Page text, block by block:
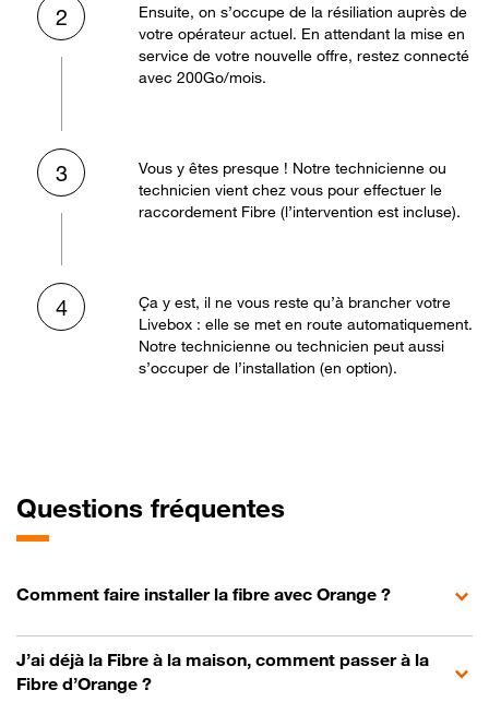
2
Ensuite, on s’occupe de la résiliation auprès de
votre opérateur actuel. En attendant la mise en
service de votre nouvelle offre, restez connecté
avec 200Go/mois.
3
Vous y êtes presque ! Notre technicienne ou
technicien vient chez vous pour effectuer le
raccordement Fibre (l’intervention est incluse).
4
Ça y est, il ne vous reste qu’à brancher votre
Livebox : elle se met en route automatiquement.
Notre technicienne ou technicien peut aussi
s’occuper de l’installation (en option).
Questions fréquentes
Comment faire installer la fibre avec Orange ?
J’ai déjà la Fibre à la maison, comment passer à la
Fibre d’Orange ?